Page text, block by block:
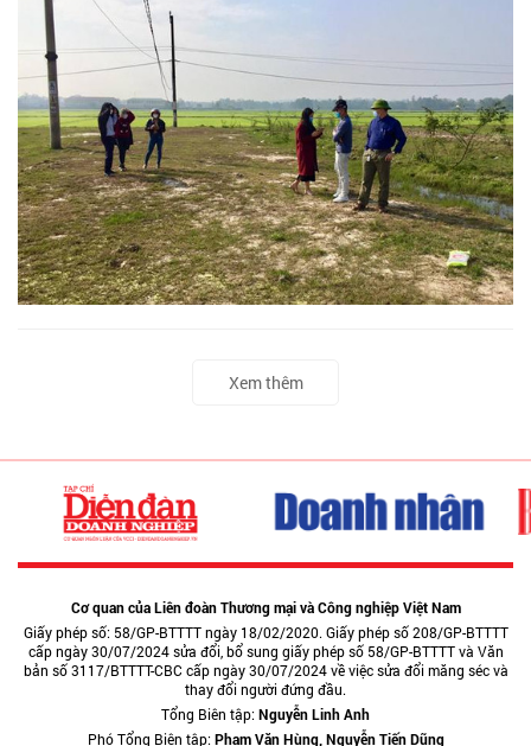
Xem thêm
Cơ quan của Liên đoàn Thương mại và Công nghiệp Việt Nam
Giấy phép số: 58/GP-BTTTT ngày 18/02/2020. Giấy phép số 208/GP-BTTTT
cấp ngày 30/07/2024 sửa đổi, bổ sung giấy phép số 58/GP-BTTTT và Văn
bản số 3117/BTTTT-CBC cấp ngày 30/07/2024 về việc sửa đổi măng séc và
thay đổi người đứng đầu.
Tổng Biên tập:Nguyễn Linh Anh
Phó Tổng Biên tập:Phạm Văn Hùng, Nguyễn Tiến Dũng